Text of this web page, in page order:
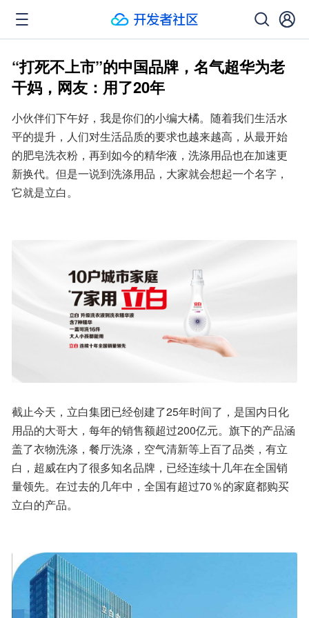
“打死不上市”的中国品牌，名气超华为老
干妈，网友：用了20年
小伙伴们下午好，我是你们的小编大橘。随着我们生活水
平的提升，人们对生活品质的要求也越来越高，从最开始
的肥皂洗衣粉，再到如今的精华液，洗涤用品也在加速更
新换代。但是一说到洗涤用品，大家就会想起一个名字，
它就是立白。
截止今天，立白集团已经创建了25年时间了，是国内日化
用品的大哥大，每年的销售额超过200亿元。旗下的产品涵
盖了衣物洗涤，餐厅洗涤，空气清新等上百了品类，有立
白，超威在内了很多知名品牌，已经连续十几年在全国销
量领先。在过去的几年中，全国有超过70％的家庭都购买
立白的产品。